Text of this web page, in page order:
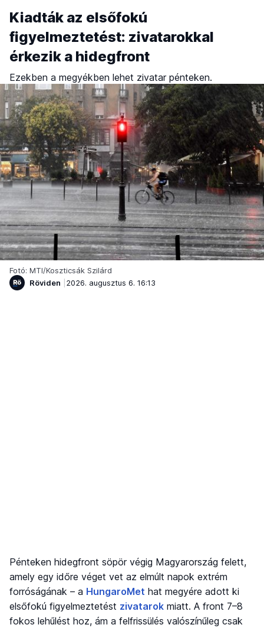
Kiadták az elsőfokú
figyelmeztetést: zivatarokkal
érkezik a hidegfront
Ezekben a megyékben lehet zivatar pénteken.
Fotó: MTI/Koszticsák Szilárd
Röviden
2026. augusztus 6. 16:13
Pénteken hidegfront söpör végig Magyarország felett,
amely egy időre véget vet az elmúlt napok extrém
forróságának – a HungaroMet hat megyére adott ki
elsőfokú figyelmeztetést zivatarok miatt. A front 7–8
fokos lehűlést hoz, ám a felfrissülés valószínűleg csak